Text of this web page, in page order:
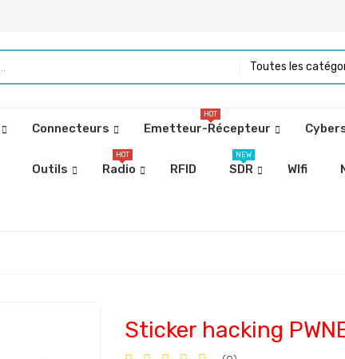
Toutes les
Connecteurs Emetteur-Récepteur
HOT
Outils Radio
HOT
RFID SDR
NEW
WIfi
Sticker hacking